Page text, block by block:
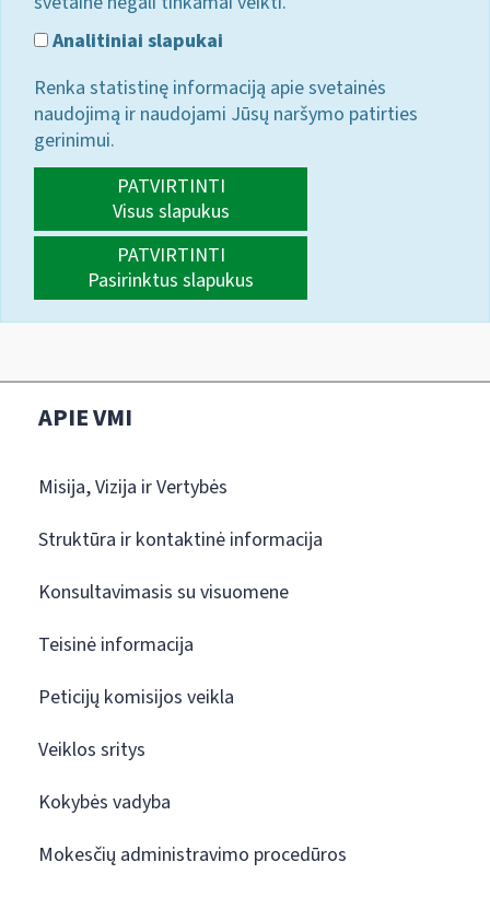
Analitiniai slapukai
Renka statistinę informaciją apie svetainės
naudojimą ir naudojami Jūsų naršymo patirties
gerinimui.
PATVIRTINTI
Visus slapukus
PATVIRTINTI
Pasirinktus slapukus
APIE VMI
Misija, Vizija ir Vertybės
Struktūra ir kontaktinė informacija
Konsultavimasis su visuomene
Teisinė informacija
Peticijų komisijos veikla
Veiklos sritys
Kokybės vadyba
Mokesčių administravimo procedūros